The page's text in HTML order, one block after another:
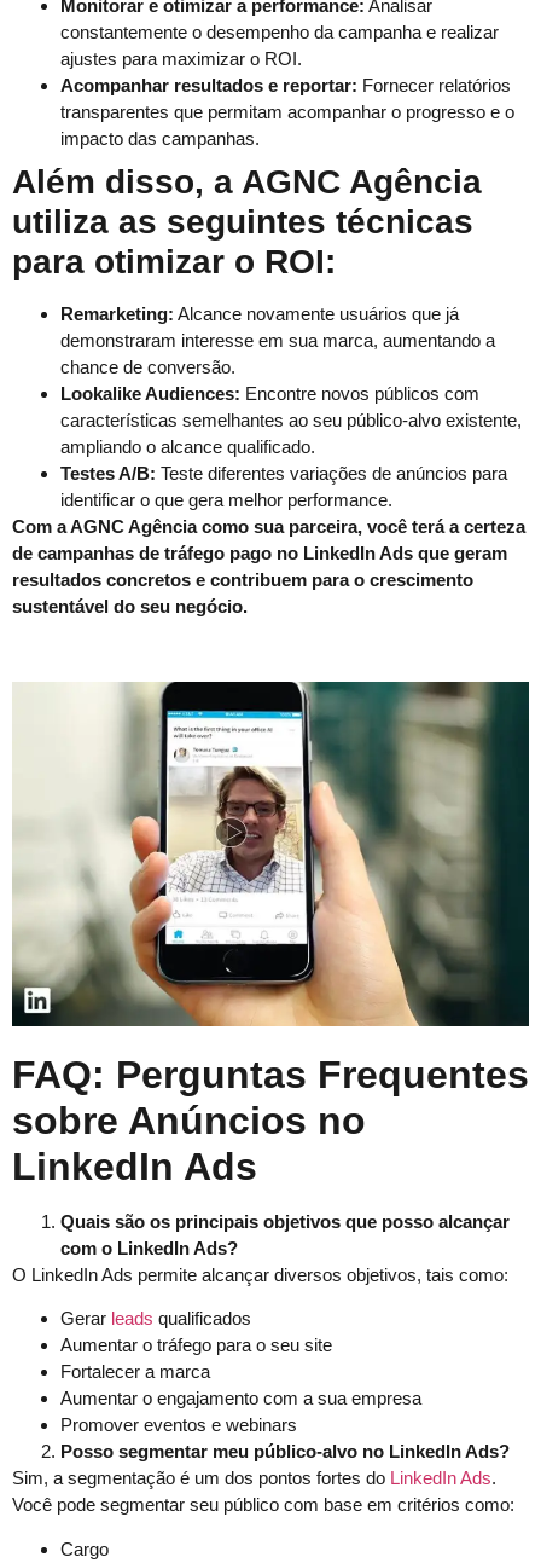
Monitorar e otimizar a performance: Analisar
constantemente o desempenho da campanha e realizar
ajustes para maximizar o ROI.
Acompanhar resultados e reportar: Fornecer relatórios
transparentes que permitam acompanhar o progresso e o
impacto das campanhas.
Além disso, a AGNC Agência
utiliza as seguintes técnicas
para otimizar o ROI:
Remarketing: Alcance novamente usuários que já
demonstraram interesse em sua marca, aumentando a
chance de conversão.
Lookalike Audiences: Encontre novos públicos com
características semelhantes ao seu público-alvo existente,
ampliando o alcance qualificado.
Testes A/B: Teste diferentes variações de anúncios para
identificar o que gera melhor performance.
Com a AGNC Agência como sua parceira, você terá a certeza
de campanhas de tráfego pago no LinkedIn Ads que geram
resultados concretos e contribuem para o crescimento
sustentável do seu negócio.
FAQ: Perguntas Frequentes
sobre Anúncios no
LinkedIn Ads
Quais são os principais objetivos que posso alcançar
com o LinkedIn Ads?
O LinkedIn Ads permite alcançar diversos objetivos, tais como:
Gerar leads qualificados
Aumentar o tráfego para o seu site
Fortalecer a marca
Aumentar o engajamento com a sua empresa
Promover eventos e webinars
Posso segmentar meu público-alvo no LinkedIn Ads?
Sim, a segmentação é um dos pontos fortes do LinkedIn Ads.
Você pode segmentar seu público com base em critérios como:
Cargo